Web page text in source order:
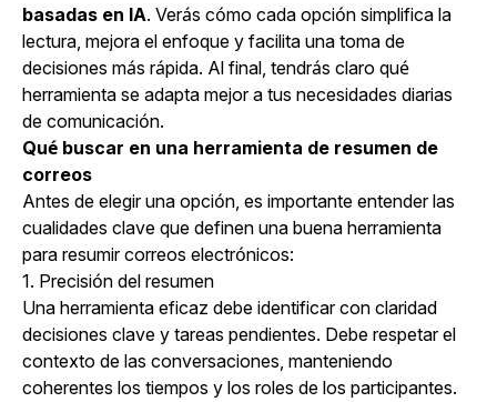
basadas en IA. Verás cómo cada opción simplifica la
lectura, mejora el enfoque y facilita una toma de
decisiones más rápida. Al final, tendrás claro qué
herramienta se adapta mejor a tus necesidades diarias
de comunicación.
Qué buscar en una herramienta de resumen de
correos
Antes de elegir una opción, es importante entender las
cualidades clave que definen una buena herramienta
para resumir correos electrónicos:
1. Precisión del resumen
Una herramienta eficaz debe identificar con claridad
decisiones clave y tareas pendientes. Debe respetar el
contexto de las conversaciones, manteniendo
coherentes los tiempos y los roles de los participantes.